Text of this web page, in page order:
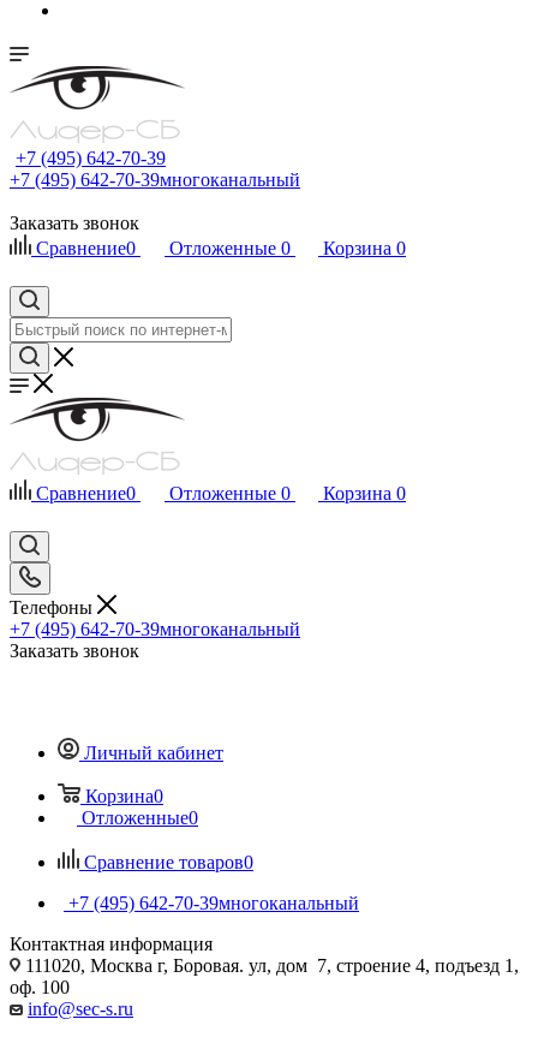
+7 (495) 642-70-39
+7 (495) 642-70-39многоканальный
Заказать звонок
Сравнение0 Отложенные 0 Корзина 0
Сравнение0 Отложенные 0 Корзина 0
Телефоны
+7 (495) 642-70-39многоканальный
Заказать звонок
Личный кабинет
Корзина0
Отложенные0
Сравнение товаров0
+7 (495) 642-70-39многоканальный
Контактная информация
111020, Москва г, Боровая. ул, дом 7, строение 4, подъезд 1,
оф. 100
info@sec-s.ru